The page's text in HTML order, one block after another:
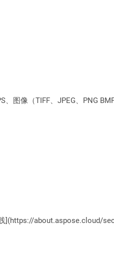
图像（TIFF、JPEG、PNG
](https://about.aspose.cloud/